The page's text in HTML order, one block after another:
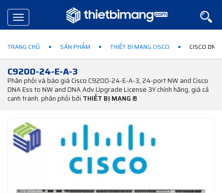
Toggle
navigation
TRANG CHỦ SẢN PHẨM THIẾT BỊ MẠNG CISCO CISCO DNA
C9200-24-E-A-3
Phân phối và báo giá Cisco C9200-24-E-A-3, 24-port NW and Cisco
DNA Ess to NW and DNA Adv Upgrade License 3Y chính hãng, giá cả
cạnh tranh. phân phối bởi THIẾT BỊ MẠNG ®